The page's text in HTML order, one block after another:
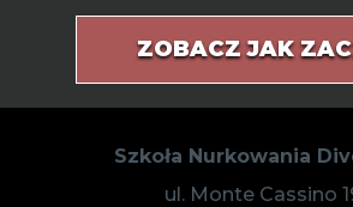
ZOBACZ JAK
Szkoła Nurkowania
ul. Monte Cassino